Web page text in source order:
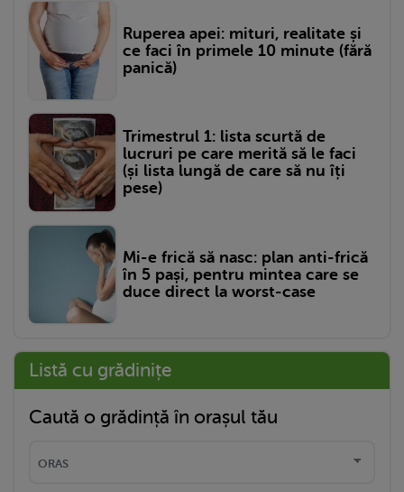
Ruperea apei: mituri, realitate și
ce faci în primele 10 minute (fără
panică)
Trimestrul 1: lista scurtă de
lucruri pe care merită să le faci
(și lista lungă de care să nu îți
pese)
Mi-e frică să nasc: plan anti-frică
în 5 pași, pentru mintea care se
duce direct la worst-case
Listă cu grădinițe
Caută o grădință în orașul tău